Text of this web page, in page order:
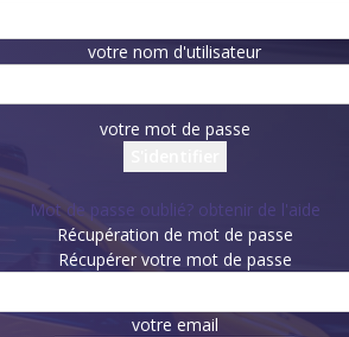
votre nom d'utilisateur
votre mot de passe
Mot de passe oublié? obtenir de l'aide
Récupération de mot de passe
Récupérer votre mot de passe
votre email